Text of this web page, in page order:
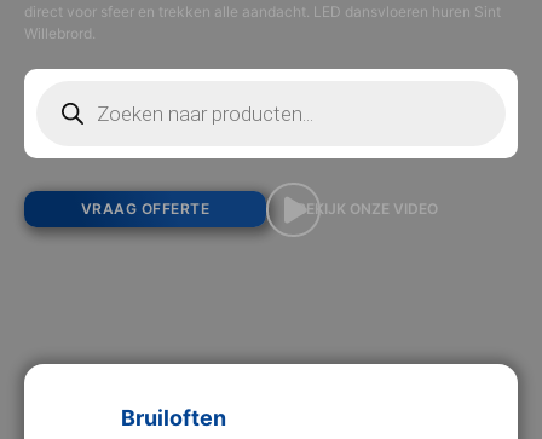
direct voor sfeer en trekken alle aandacht. LED dansvloeren huren Sint
Willebrord.
VRAAG OFFERTE BEKIJK ONZE VIDEO
Bruiloften